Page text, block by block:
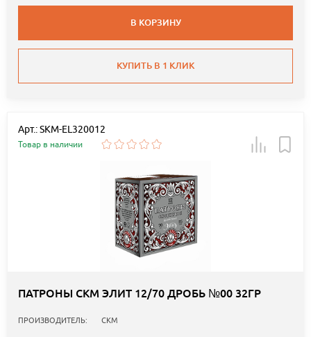
В КОРЗИНУ
КУПИТЬ В 1 КЛИК
Арт.: SKM-EL320012
Товар в наличии
ПАТРОНЫ СКМ ЭЛИТ 12/70 ДРОБЬ №00 32ГР
ПРОИЗВОДИТЕЛЬ: СКМ